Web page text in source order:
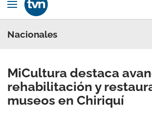
Obrir navegació
Nacionales
MiCultura destaca
rehabilitación y
museos en Chiriquí